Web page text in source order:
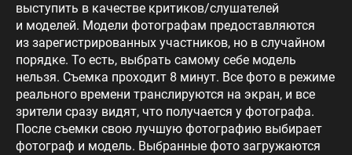
выступить в качестве критиков/слушателей
и моделей. Модели фотографам предоставляются
из зарегистрированных участников, но в случайном
порядке. То есть, выбрать самому себе модель
нельзя. Съемка проходит 8 минут. Все фото в режиме
реального времени транслируются на экран, и все
зрители сразу видят, что получается у фотографа.
После съемки свою лучшую фотографию выбирает
фотограф и модель. Выбранные фото загружаются